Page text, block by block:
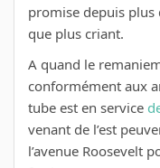
promise depuis plus
que plus criant.
A quand le
conformément aux
tube est en service
venant de l’est
l’avenue Roosevelt